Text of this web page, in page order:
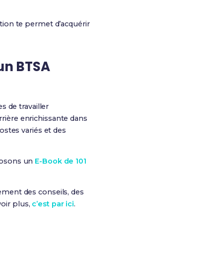
te permet d’acquérir
BTSA
de travailler
enrichissante dans
variés et des
un E-Book de 101
des conseils, des
plus, c’est par ici.